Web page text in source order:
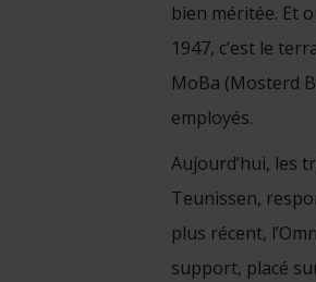
bien méritée. Et
1947, c’est le
MoBa (Mosterd
employés.
Aujourd’hui, les
Teunissen,
plus récent,
support, placé